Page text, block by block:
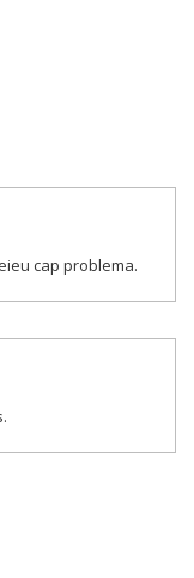
cap problema.